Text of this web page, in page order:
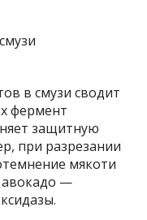
в смузи сводит
фермент
защитную
при разрезании
мякоти
авокадо —